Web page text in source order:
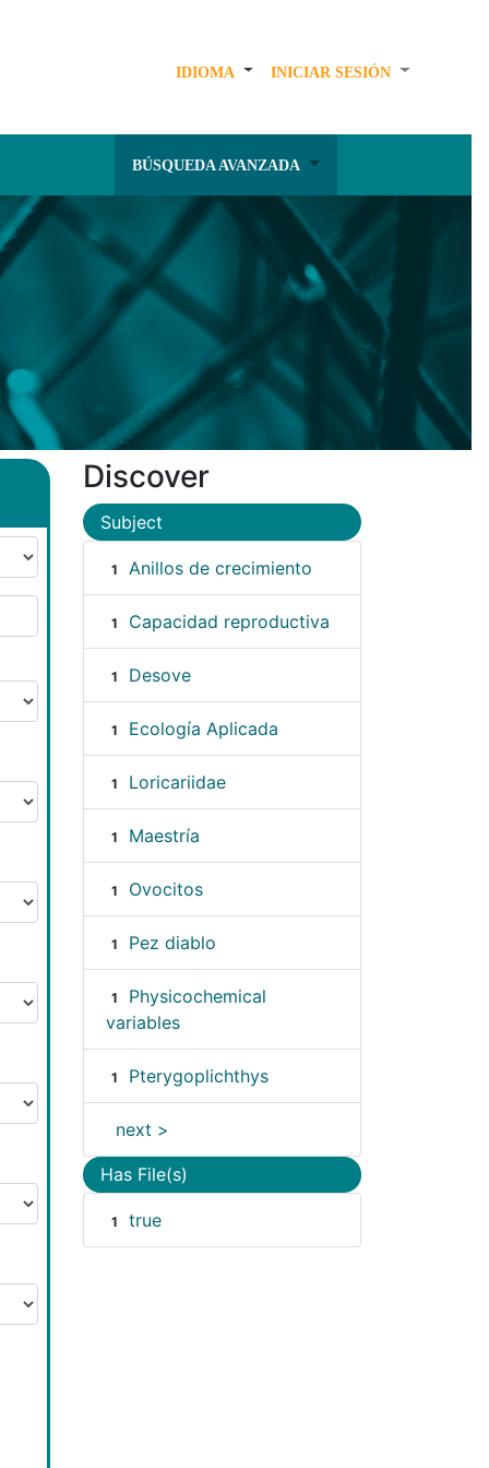
IDIOMA INICIAR SESIÓN
BÚSQUEDA AVANZADA
Discover
Subject
1 Anillos de crecimiento
1 Capacidad reproductiva
1 Desove
1 Ecología Aplicada
1 Loricariidae
1 Maestría
1 Ovocitos
1 Pez diablo
1
Physicochemical
variables
1 Pterygoplichthys
next >
Has File(s)
1 true